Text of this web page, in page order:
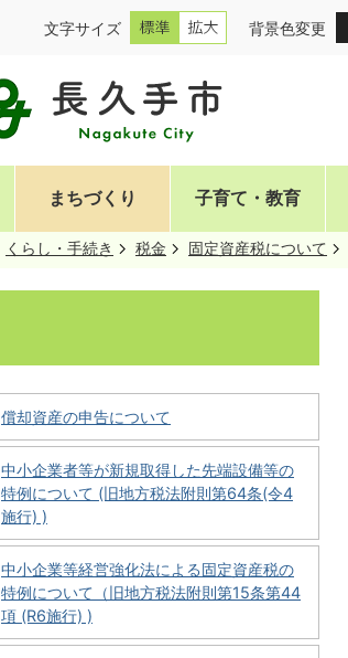
文字サイズ 背景色変更
まちづくり 子育て・教育
くらし・手続き 税金 固定資産税について
償却資産の申告について
中小企業者等が新規取得した先端設備等の
特例について (旧地方税法附則第64条(令4
施行) )
中小企業等経営強化法による固定資産税の
特例について（旧地方税法附則第15条第44
項 (R6施行) )